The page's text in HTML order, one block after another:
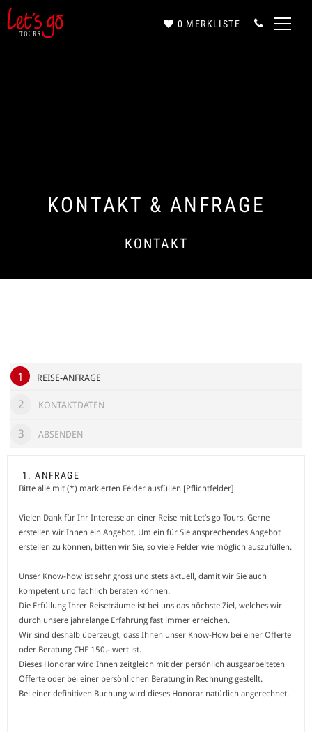
0 MERKLISTE
KONTAKT
KONTAKT & ANFRAGE
1 REISE-ANFRAGE
2 KONTAKTDATEN
3 ABSENDEN
1. ANFRAGE
Bitte alle mit (*) markierten Felder ausfüllen [Pflichtfelder]
Vielen Dank für Ihr Interesse an einer Reise mit Let’s go Tours. Gerne
erstellen wir Ihnen ein Angebot. Um ein für Sie ansprechendes Angebot
erstellen zu können, bitten wir Sie, so viele Felder wie möglich auszufüllen.
Unser Know-how ist sehr gross und stets aktuell, damit wir Sie auch
kompetent und fachlich beraten können.
Die Erfüllung Ihrer Reiseträume ist bei uns das höchste Ziel, welches wir
durch unsere jahrelange Erfahrung fast immer erreichen.
Wir sind deshalb überzeugt, dass Ihnen unser Know-How bei einer Offerte
oder Beratung CHF 150.- wert ist.
Dieses Honorar wird Ihnen zeitgleich mit der persönlich ausgearbeiteten
Offerte oder bei einer persönlichen Beratung in Rechnung gestellt.
Bei einer definitiven Buchung wird dieses Honorar natürlich angerechnet.
Anrede*